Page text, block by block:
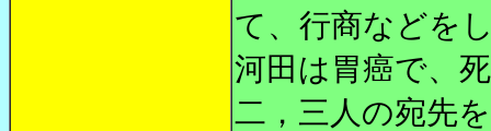
て、行商などを
河田は胃癌で、
二，三人の宛先